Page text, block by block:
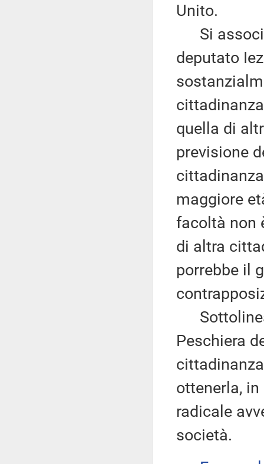
Unito.
Si
deputato
quella di
previsione
maggiore
facoltà non
di altra
porrebbe il
Peschiera
ottenerla,
radicale
società.